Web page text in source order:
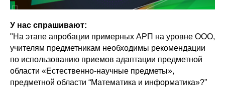
У нас спрашивают:
"На этапе апробации примерных АРП на уровне ООО,
учителям предметникам необходимы рекомендации
по использованию приемов адаптации предметной
области «Естественно-научные предметы»,
предметной области “Математика и информатика»?"